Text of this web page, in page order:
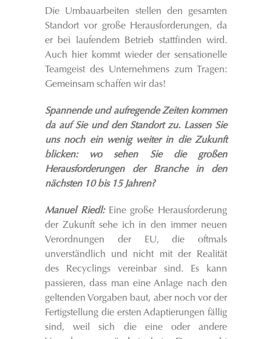
Die Umbauarbeiten stellen den gesamten
Standort vor große Herausforderungen, da
er bei laufendem Betrieb stattfinden wird.
Auch hier kommt wieder der sensationelle
Teamgeist des Unternehmens zum Tragen:
Gemeinsam schaffen wir das!
Spannende und aufregende Zeiten kommen
da auf Sie und den Standort zu. Lassen Sie
uns noch ein wenig weiter in die Zukunft
blicken: wo sehen Sie die großen
Herausforderungen der Branche in den
nächsten 10 bis 15 Jahren?
Manuel Riedl:Eine große Herausforderung
der Zukunft sehe ich in den immer neuen
Verordnungen der EU, die oftmals
unverständlich und nicht mit der Realität
des Recyclings vereinbar sind. Es kann
passieren, dass man eine Anlage nach den
geltenden Vorgaben baut, aber noch vor der
Fertigstellung die ersten Adaptierungen fällig
sind, weil sich die eine oder andere